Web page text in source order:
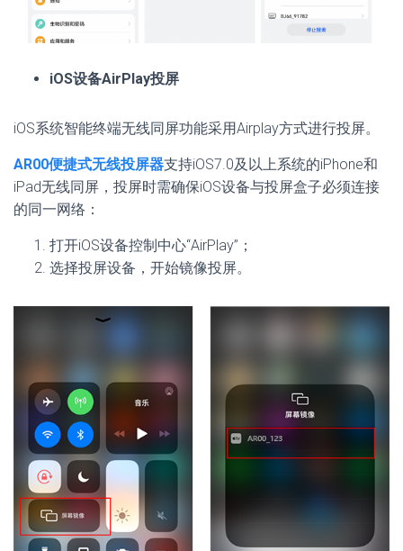
iOS设备AirPlay投屏
iOS系统智能终端无线同屏功能采用Airplay方式进行投屏。
AR00便捷式无线投屏器支持iOS7.0及以上系统的iPhone和
iPad无线同屏，投屏时需确保iOS设备与投屏盒子必须连接
的同一网络：
打开iOS设备控制中心“AirPlay”；
选择投屏设备，开始镜像投屏。